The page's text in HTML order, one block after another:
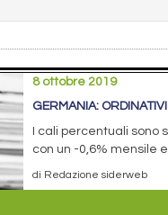
8 ottobre 2019
GERMANIA:
I cali percentuali sono
con un -0,6% mensile
di Redazione siderweb